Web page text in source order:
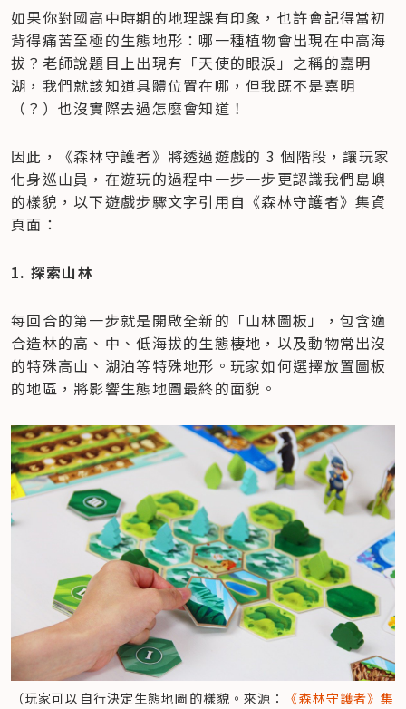
如果你對國高中時期的地理課有印象，也許會記得當初
背得痛苦至極的生態地形：哪一種植物會出現在中高海
拔？老師說題目上出現有「天使的眼淚」之稱的嘉明
湖，我們就該知道具體位置在哪，但我既不是嘉明
（？）也沒實際去過怎麼會知道！
因此，《森林守護者》將透過遊戲的 3 個階段，讓玩家
化身巡山員，在遊玩的過程中一步一步更認識我們島嶼
的樣貌，以下遊戲步驟文字引用自《森林守護者》集資
頁面：
1. 探索山林
每回合的第一步就是開啟全新的「山林圖板」，包含適
合造林的高、中、低海拔的生態棲地，以及動物常出沒
的特殊高山、湖泊等特殊地形。玩家如何選擇放置圖板
的地區，將影響生態地圖最終的面貌。
（玩家可以自行決定生態地圖的樣貌。來源： 《森林守護者》集